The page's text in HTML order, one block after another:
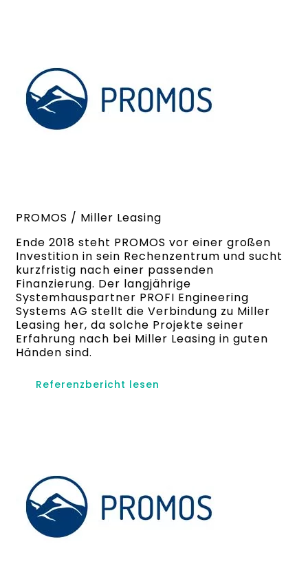
PROMOS / Miller Leasing
Ende 2018 steht PROMOS vor einer großen
Investition in sein Rechenzentrum und sucht
kurzfristig nach einer passenden
Finanzierung. Der langjährige
Systemhauspartner PROFI Engineering
Systems AG stellt die Verbindung zu Miller
Leasing her, da solche Projekte seiner
Erfahrung nach bei Miller Leasing in guten
Händen sind.
Referenzbericht lesen